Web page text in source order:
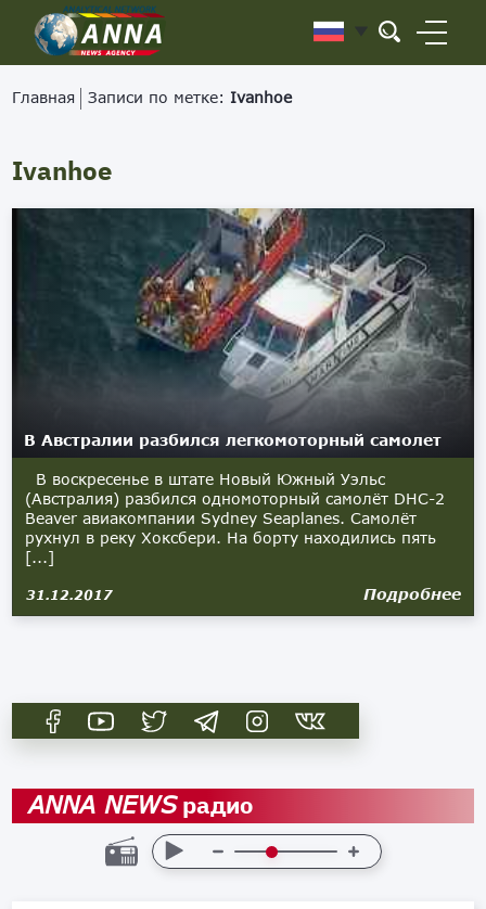
Главная Записи по метке: Ivanhoe
Ivanhoe
В Австралии разбился легкомоторный самолет
В воскресенье в штате Новый Южный Уэльс
(Австралия) разбился одномоторный самолёт DHC-2
Beaver авиакомпании Sydney Seaplanes. Самолёт
рухнул в реку Хоксбери. На борту находились пять
[...]
31.12.2017 Подробнее
ANNA NEWSрадио